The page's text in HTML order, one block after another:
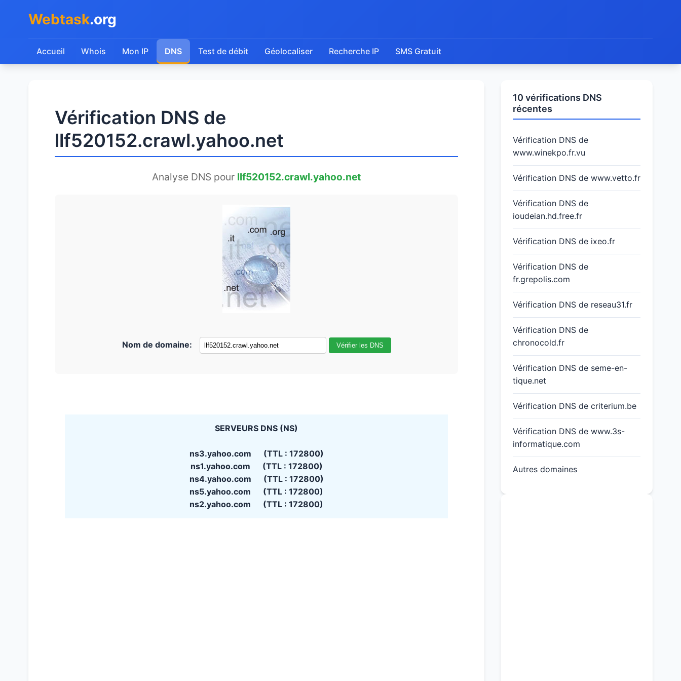
Webtask.org
Accueil Whois Mon IP DNS Test de débit Géolocaliser Recherche IP SMS Gratuit
Vérification DNS de
llf520152.crawl.yahoo.net
Analyse DNS pour llf520152.crawl.yahoo.net
Nom de domaine: Vérifier les DNS
SERVEURS DNS (NS)
ns3.yahoo.com (TTL : 172800)
ns1.yahoo.com (TTL : 172800)
ns4.yahoo.com (TTL : 172800)
ns5.yahoo.com (TTL : 172800)
ns2.yahoo.com (TTL : 172800)
10 vérifications DNS
récentes
Vérification DNS de
www.winekpo.fr.vu
Vérification DNS de www.vetto.fr
Vérification DNS de
ioudeian.hd.free.fr
Vérification DNS de ixeo.fr
Vérification DNS de
fr.grepolis.com
Vérification DNS de reseau31.fr
Vérification DNS de
chronocold.fr
Vérification DNS de seme-en-
tique.net
Vérification DNS de criterium.be
Vérification DNS de www.3s-
informatique.com
Autres domaines